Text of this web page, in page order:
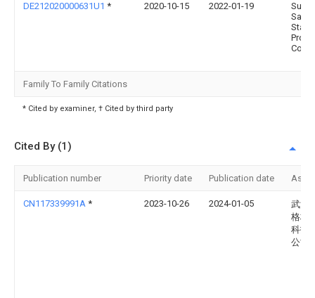
DE212020000631U1 * 2020-10-15 2022-01-19
Co.,
Family To Family Citations
* Cited by examiner, † Cited by third party
Cited By (1)
Publication number Priority date Publication date
CN117339991A * 2023-10-26 2024-01-05
武汉
格林
科技
公司